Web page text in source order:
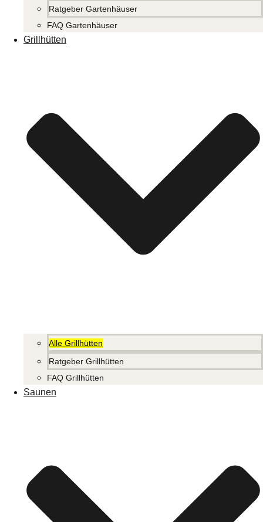
Ratgeber Gartenhäuser
FAQ Gartenhäuser
Grillhütten
Alle Grillhütten
Ratgeber Grillhütten
FAQ Grillhütten
Saunen